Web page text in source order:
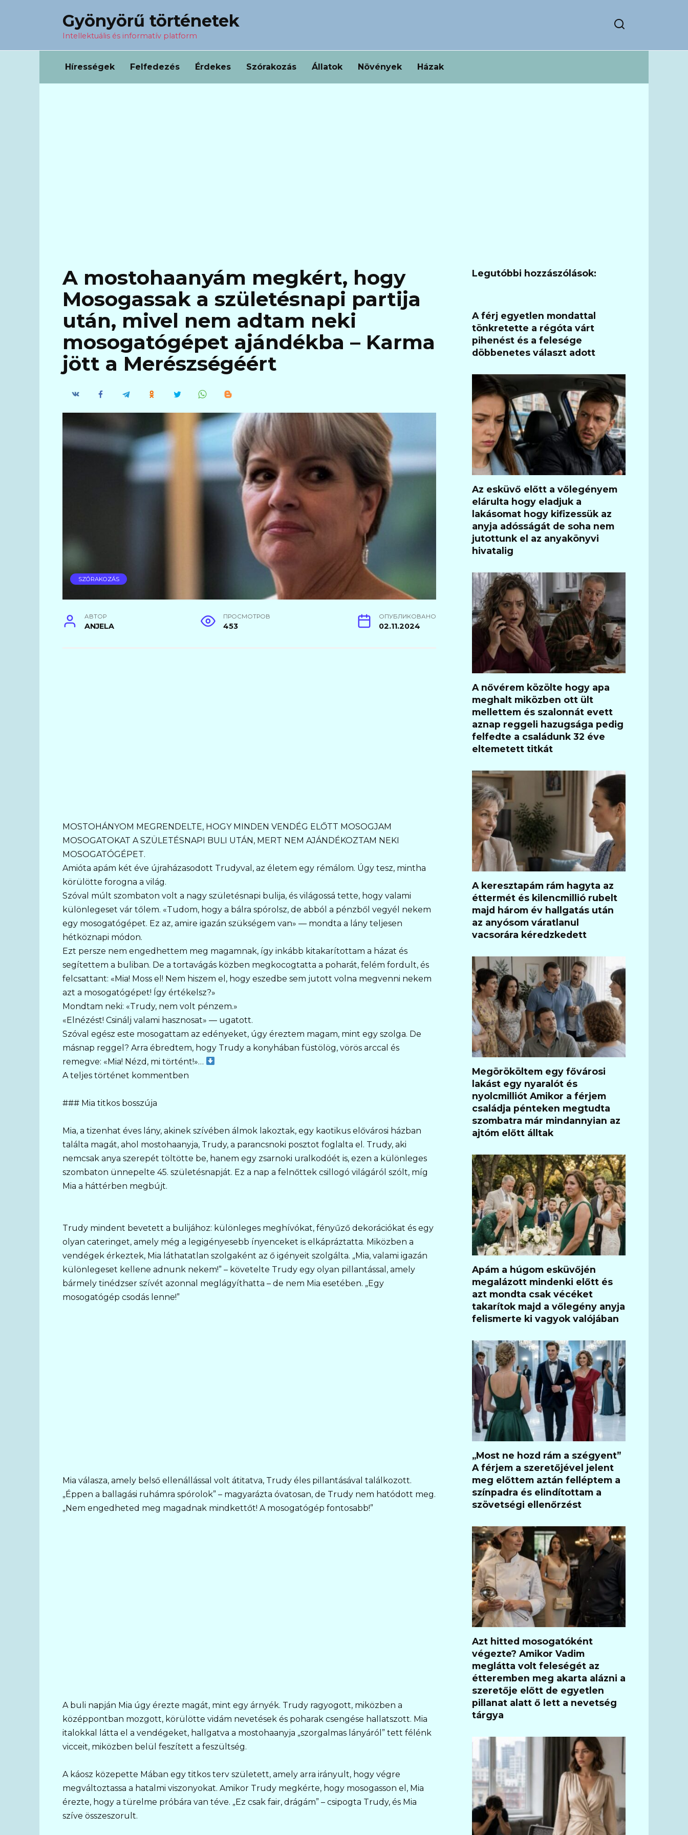
Gyönyörű történetek
Intellektuális és informatív platform
Hírességek Felfedezés Érdekes Szórakozás Állatok Növények Házak
A mostohaanyám megkért, hogy
Mosogassak a születésnapi partija
után, mivel nem adtam neki
mosogatógépet ajándékba – Karma
jött a Merészségéért
SZÓRAKOZÁS
АВТОР
ANJELA
ПРОСМОТРОВ
453
ОПУБЛИКОВАНО
02.11.2024
MOSTOHÁNYOM MEGRENDELTE, HOGY MINDEN VENDÉG ELŐTT MOSOGJAM
MOSOGATOKAT A SZÜLETÉSNAPI BULI UTÁN, MERT NEM AJÁNDÉKOZTAM NEKI
MOSOGATÓGÉPET.
Amióta apám két éve újraházasodott Trudyval, az életem egy rémálom. Úgy tesz, mintha
körülötte forogna a világ.
Szóval múlt szombaton volt a nagy születésnapi bulija, és világossá tette, hogy valami
különlegeset vár tőlem. «Tudom, hogy a bálra spórolsz, de abból a pénzből vegyél nekem
egy mosogatógépet. Ez az, amire igazán szükségem van» — mondta a lány teljesen
hétköznapi módon.
Ezt persze nem engedhettem meg magamnak, így inkább kitakarítottam a házat és
segítettem a buliban. De a tortavágás közben megkocogtatta a poharát, felém fordult, és
felcsattant: «Mia! Moss el! Nem hiszem el, hogy eszedbe sem jutott volna megvenni nekem
azt a mosogatógépet! Így értékelsz?»
Mondtam neki: «Trudy, nem volt pénzem.»
«Elnézést! Csinálj valami hasznosat» — ugatott.
Szóval egész este mosogattam az edényeket, úgy éreztem magam, mint egy szolga. De
másnap reggel? Arra ébredtem, hogy Trudy a konyhában füstölög, vörös arccal és
remegve: «Mia! Nézd, mi történt!»…
A teljes történet kommentben
### Mia titkos bosszúja
Mia, a tizenhat éves lány, akinek szívében álmok lakoztak, egy kaotikus elővárosi házban
találta magát, ahol mostohaanyja, Trudy, a parancsnoki posztot foglalta el. Trudy, aki
nemcsak anya szerepét töltötte be, hanem egy zsarnoki uralkodóét is, ezen a különleges
szombaton ünnepelte 45. születésnapját. Ez a nap a felnőttek csillogó világáról szólt, míg
Mia a háttérben megbújt.
Trudy mindent bevetett a bulijához: különleges meghívókat, fényűző dekorációkat és egy
olyan cateringet, amely még a legigényesebb ínyenceket is elkápráztatta. Miközben a
vendégek érkeztek, Mia láthatatlan szolgaként az ő igényeit szolgálta. „Mia, valami igazán
különlegeset kellene adnunk nekem!” – követelte Trudy egy olyan pillantással, amely
bármely tinédzser szívét azonnal meglágyíthatta – de nem Mia esetében. „Egy
mosogatógép csodás lenne!”
Mia válasza, amely belső ellenállással volt átitatva, Trudy éles pillantásával találkozott.
„Éppen a ballagási ruhámra spórolok” – magyarázta óvatosan, de Trudy nem hatódott meg.
„Nem engedheted meg magadnak mindkettőt! A mosogatógép fontosabb!”
A buli napján Mia úgy érezte magát, mint egy árnyék. Trudy ragyogott, miközben a
középpontban mozgott, körülötte vidám nevetések és poharak csengése hallatszott. Mia
italokkal látta el a vendégeket, hallgatva a mostohaanyja „szorgalmas lányáról” tett félénk
vicceit, miközben belül feszített a feszültség.
A káosz közepette Mában egy titkos terv született, amely arra irányult, hogy végre
megváltoztassa a hatalmi viszonyokat. Amikor Trudy megkérte, hogy mosogasson el, Mia
érezte, hogy a türelme próbára van téve. „Ez csak fair, drágám” – csipogta Trudy, és Mia
szíve összeszorult.
Legutóbbi hozzászólások:
A férj egyetlen mondattal
tönkretette a régóta várt
pihenést és a felesége
döbbenetes választ adott
Az esküvő előtt a vőlegényem
elárulta hogy eladjuk a
lakásomat hogy kifizessük az
anyja adósságát de soha nem
jutottunk el az anyakönyvi
hivatalig
A nővérem közölte hogy apa
meghalt miközben ott ült
mellettem és szalonnát evett
aznap reggeli hazugsága pedig
felfedte a családunk 32 éve
eltemetett titkát
A keresztapám rám hagyta az
éttermét és kilencmillió rubelt
majd három év hallgatás után
az anyósom váratlanul
vacsorára kéredzkedett
Megörököltem egy fővárosi
lakást egy nyaralót és
nyolcmilliót Amikor a férjem
családja pénteken megtudta
szombatra már mindannyian az
ajtóm előtt álltak
Apám a húgom esküvőjén
megalázott mindenki előtt és
azt mondta csak vécéket
takarítok majd a vőlegény anyja
felismerte ki vagyok valójában
„Most ne hozd rám a szégyent”
A férjem a szeretőjével jelent
meg előttem aztán felléptem a
színpadra és elindítottam a
szövetségi ellenőrzést
Azt hitted mosogatóként
végezte? Amikor Vadim
meglátta volt feleségét az
étteremben meg akarta alázni a
szeretője előtt de egyetlen
pillanat alatt ő lett a nevetség
tárgya